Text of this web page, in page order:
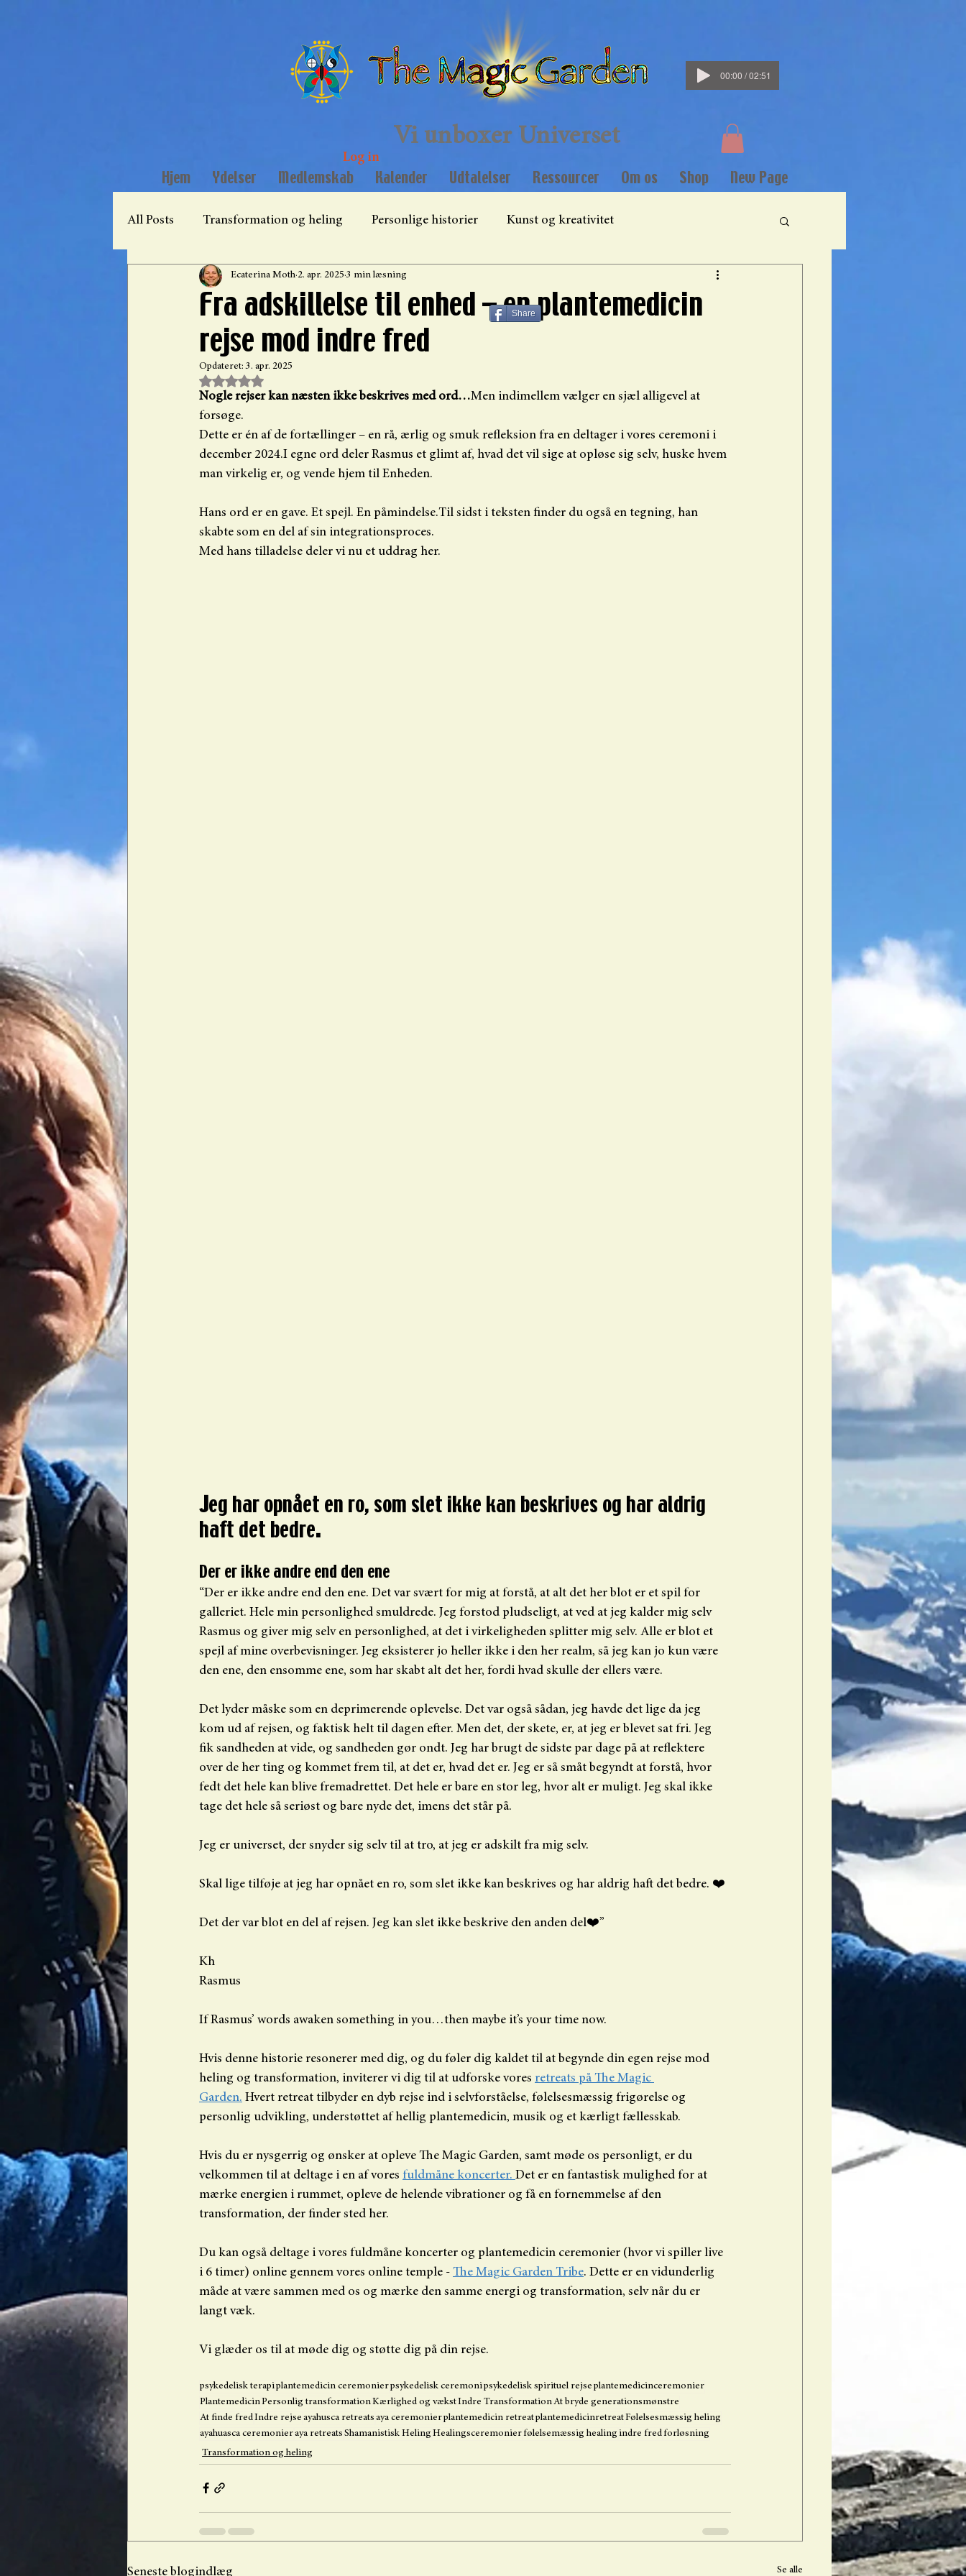
Vi unboxer Universet
Log in
00:00 / 02:51
Hjem Ydelser Medlemskab Kalender Udtalelser Ressourcer Om os Shop New Page
All Posts Transformation og heling Personlige historier Kunst og kreativitet
Plantemedicin og healing The Magic Garden vision
Fra adskillelse til enhed – en plantemedicin
rejse mod indre fred
Ecaterina Moth 2. apr. 2025 3 min læsning
Opdateret:3. apr. 2025
Bedømt til NaN ud af 5 stjerner.
Nogle rejser kan næsten ikke beskrives med ord…Men indimellem vælger en sjæl alligevel at
forsøge.
Dette er én af de fortællinger – en rå, ærlig og smuk refleksion fra en deltager i vores ceremoni i
december 2024.I egne ord deler Rasmus et glimt af, hvad det vil sige at opløse sig selv, huske hvem
man virkelig er, og vende hjem til Enheden.
Hans ord er en gave. Et spejl. En påmindelse.Til sidst i teksten finder du også en tegning, han
skabte som en del af sin integrationsproces.
Med hans tilladelse deler vi nu et uddrag her.
Jeg har opnået en ro, som slet ikke kan beskrives og har aldrig
haft det bedre.
Der er ikke andre end den ene
“Der er ikke andre end den ene. Det var svært for mig at forstå, at alt det her blot er et spil for
galleriet. Hele min personlighed smuldrede. Jeg forstod pludseligt, at ved at jeg kalder mig selv
Rasmus og giver mig selv en personlighed, at det i virkeligheden splitter mig selv. Alle er blot et
spejl af mine overbevisninger. Jeg eksisterer jo heller ikke i den her realm, så jeg kan jo kun være
den ene, den ensomme ene, som har skabt alt det her, fordi hvad skulle der ellers være.
Det lyder måske som en deprimerende oplevelse. Det var også sådan, jeg havde det lige da jeg
kom ud af rejsen, og faktisk helt til dagen efter. Men det, der skete, er, at jeg er blevet sat fri. Jeg
fik sandheden at vide, og sandheden gør ondt. Jeg har brugt de sidste par dage på at reflektere
over de her ting og kommet frem til, at det er, hvad det er. Jeg er så småt begyndt at forstå, hvor
fedt det hele kan blive fremadrettet. Det hele er bare en stor leg, hvor alt er muligt. Jeg skal ikke
tage det hele så seriøst og bare nyde det, imens det står på.
Jeg er universet, der snyder sig selv til at tro, at jeg er adskilt fra mig selv.
Skal lige tilføje at jeg har opnået en ro, som slet ikke kan beskrives og har aldrig haft det bedre. ❤️
Det der var blot en del af rejsen. Jeg kan slet ikke beskrive den anden del❤️”
Kh
Rasmus
If Rasmus’ words awaken something in you…then maybe it’s your time now.
Hvis denne historie resonerer med dig, og du føler dig kaldet til at begynde din egen rejse mod
heling og transformation, inviterer vi dig til at udforske vores retreats på The Magic
Garden. Hvert retreat tilbyder en dyb rejse ind i selvforståelse, følelsesmæssig frigørelse og
personlig udvikling, understøttet af hellig plantemedicin, musik og et kærligt fællesskab.
Hvis du er nysgerrig og ønsker at opleve The Magic Garden, samt møde os personligt, er du
velkommen til at deltage i en af vores fuldmåne koncerter. Det er en fantastisk mulighed for at
mærke energien i rummet, opleve de helende vibrationer og få en fornemmelse af den
transformation, der finder sted her.
Du kan også deltage i vores fuldmåne koncerter og plantemedicin ceremonier (hvor vi spiller live
i 6 timer) online gennem vores online temple - The Magic Garden Tribe. Dette er en vidunderlig
måde at være sammen med os og mærke den samme energi og transformation, selv når du er
langt væk.
Vi glæder os til at møde dig og støtte dig på din rejse.
psykedelisk terapiplantemedicin ceremonierpsykedelisk ceremonipsykedelisk spirituel rejse plantemedicinceremonier
PlantemedicinPersonlig transformationKærlighed og vækstIndre TransformationAt bryde generationsmønstre
At finde fredIndre rejse ayahusca retreats aya ceremonierplantemedicin retreatplantemedicinretreatFølelsesmæssig heling
ayahuasca ceremonieraya retreats Shamanistisk Heling Healingsceremonier følelsemæssig healing indre fred forløsning
Transformation og heling
Seneste blogindlæg Se alle
Share